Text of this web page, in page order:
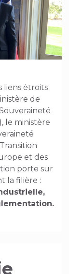
liens étroits
de
le ministère
et des
porte sur
la filière :